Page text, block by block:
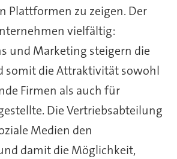
Plattformen zu zeigen. Der
vielfältig:
und Marketing steigern die
somit die Attraktivität sowohl
Firmen als auch für
Die Vertriebsabteilung
Medien den
damit die Möglichkeit,